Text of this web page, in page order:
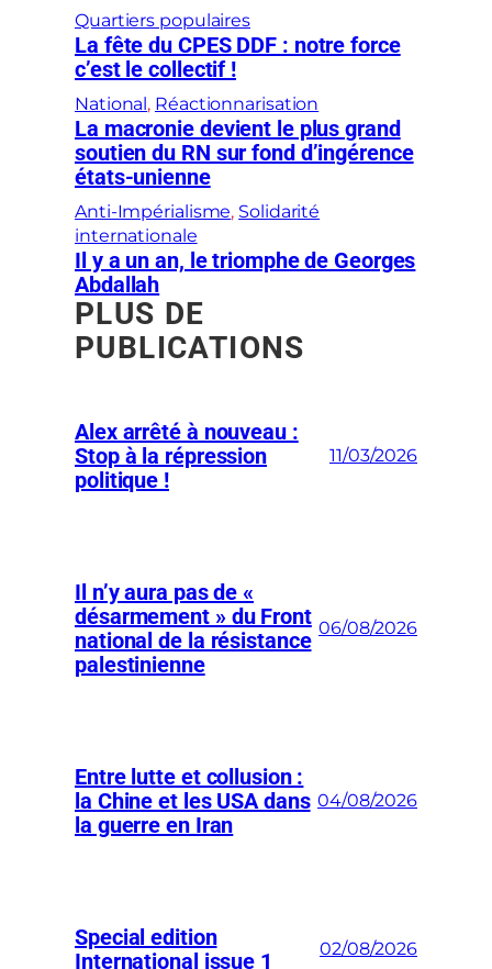
Quartiers populaires
La fête du CPES DDF : notre force
c’est le collectif !
National, Réactionnarisation
La macronie devient le plus grand
soutien du RN sur fond d’ingérence
états-unienne
Anti-Impérialisme, Solidarité
internationale
Il y a un an, le triomphe de Georges
Abdallah
PLUS DE
PUBLICATIONS
Alex arrêté à nouveau :
Stop à la répression
politique !
11/03/2026
Il n’y aura pas de «
désarmement » du Front
national de la résistance
palestinienne
06/08/2026
Entre lutte et collusion :
la Chine et les USA dans
la guerre en Iran
04/08/2026
Special edition
International issue 1
02/08/2026